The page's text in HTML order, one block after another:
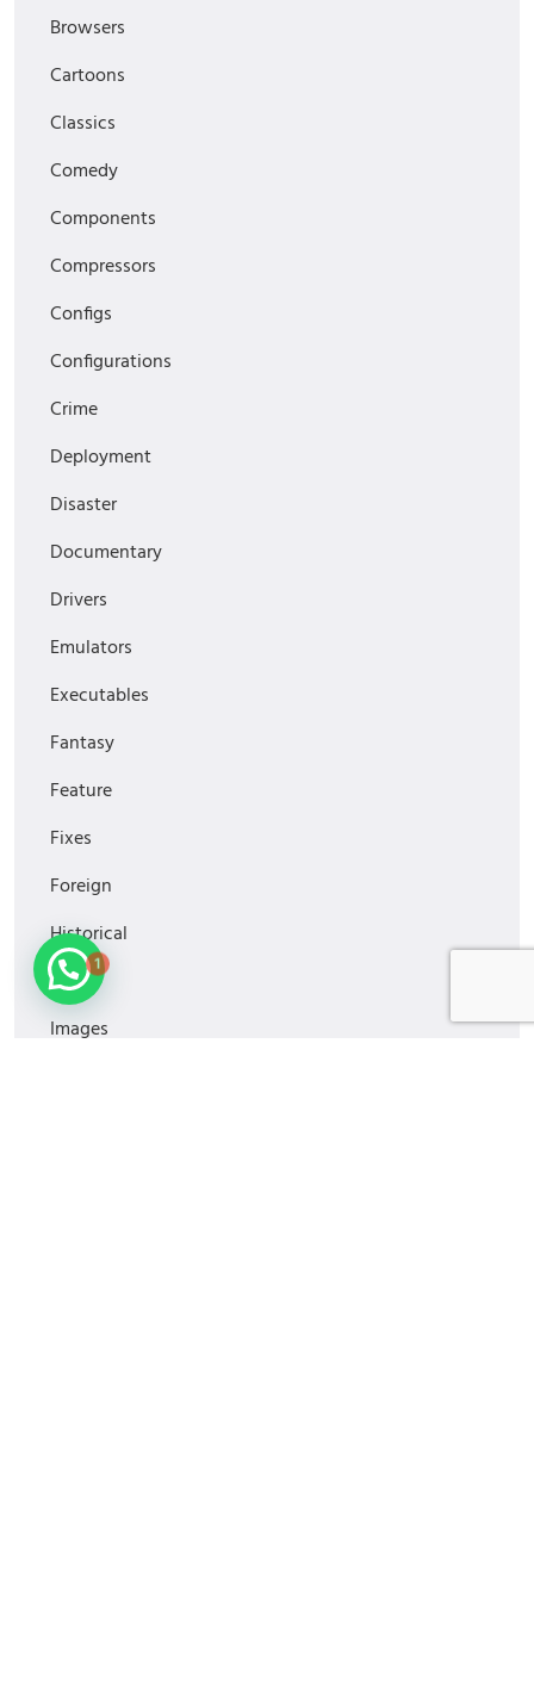
Browsers
Cartoons
Classics
Comedy
Components
Compressors
Configs
Configurations
Crime
Deployment
Disaster
Documentary
Drivers
Emulators
Executables
Fantasy
Feature
Fixes
Foreign
Historical
Horror
Images
1